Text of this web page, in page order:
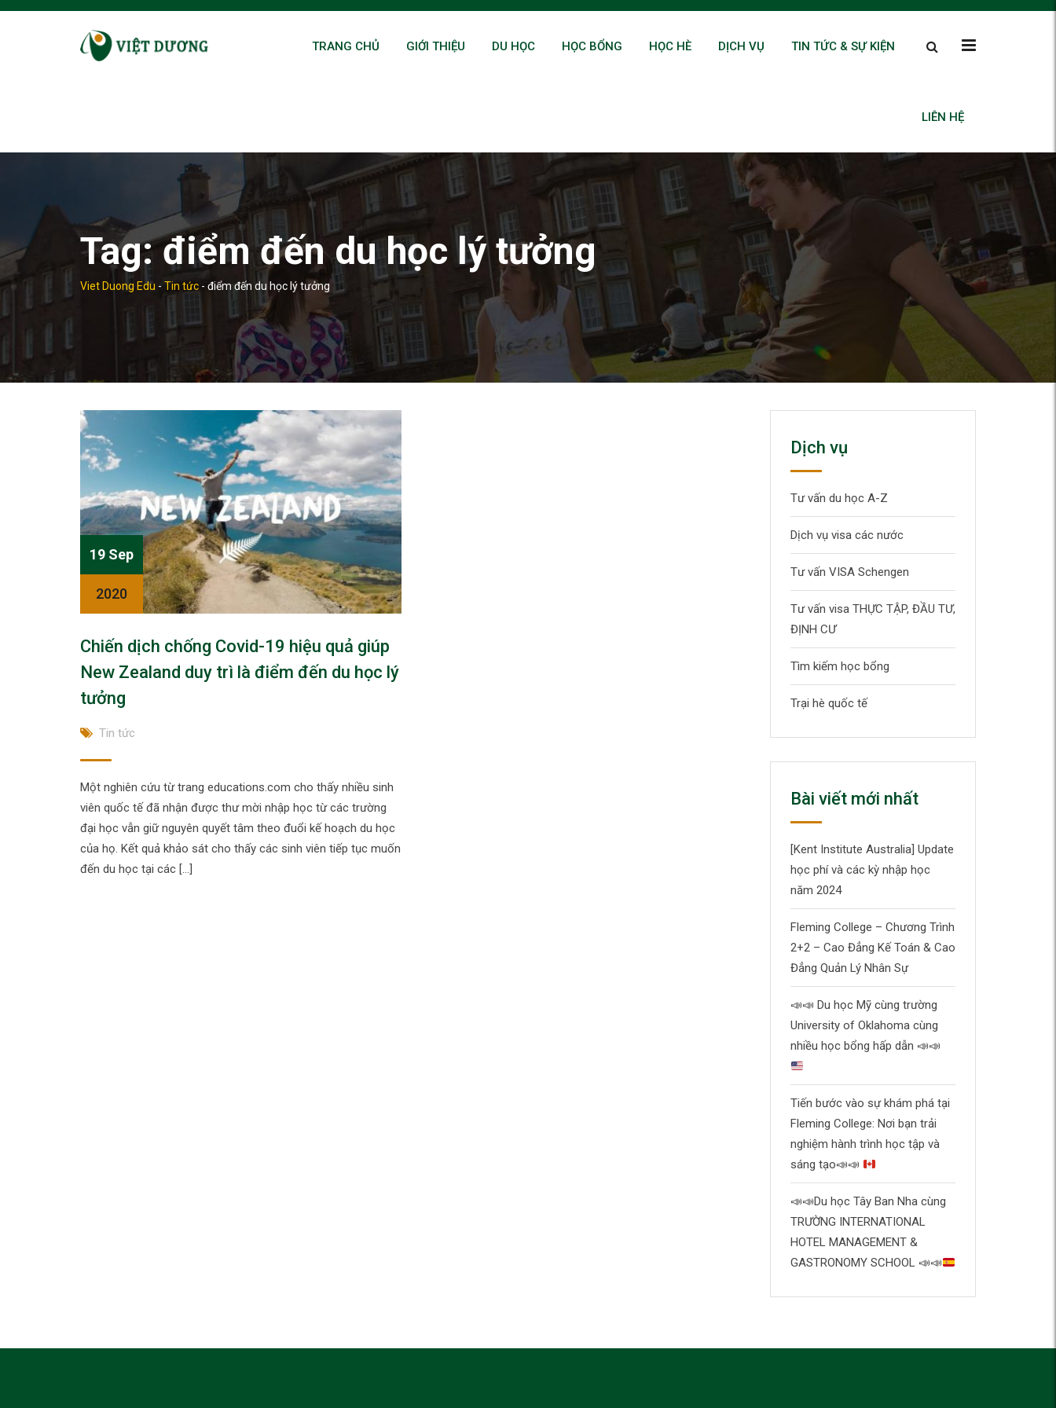
Skip
TRANG CHỦ GIỚI THIỆU DU HỌC HỌC BỔNG HỌC HÈ DỊCH VỤ TIN TỨC & SỰ KIỆN
LIÊN HỆ
Tag:điểm đến du học lý tưởng
Viet Duong Edu - Tin tức - điểm đến du học lý tưởng
19 Sep
2020
Chiến dịch chống Covid-19 hiệu quả giúp
New Zealand duy trì là điểm đến du học lý
tưởng
Tin tức
Một nghiên cứu từ trang educations.com cho thấy nhiều sinh
viên quốc tế đã nhận được thư mời nhập học từ các trường
đại học vẫn giữ nguyên quyết tâm theo đuổi kế hoạch du học
của họ. Kết quả khảo sát cho thấy các sinh viên tiếp tục muốn
đến du học tại các […]
Dịch vụ
Tư vấn du học A-Z
Dịch vụ visa các nước
Tư vấn VISA Schengen
Tư vấn visa THỰC TẬP, ĐẦU TƯ,
ĐỊNH CƯ
Tìm kiếm học bổng
Trại hè quốc tế
Bài viết mới nhất
[Kent Institute Australia] Update
học phí và các kỳ nhập học
năm 2024
Fleming College – Chương Trình
2+2 – Cao Đẳng Kế Toán & Cao
Đẳng Quản Lý Nhân Sự
📣📣 Du học Mỹ cùng trường
University of Oklahoma cùng
nhiều học bổng hấp dẫn 📣📣
Tiến bước vào sự khám phá tại
Fleming College: Nơi bạn trải
nghiệm hành trình học tập và
sáng tạo📣📣
📣📣Du học Tây Ban Nha cùng
TRƯỜNG INTERNATIONAL
HOTEL MANAGEMENT &
GASTRONOMY SCHOOL 📣📣